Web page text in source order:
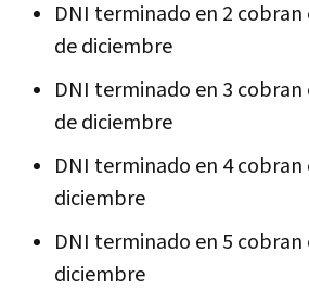
DNI terminado en 2 cobran
de diciembre
DNI terminado en 3 cobran
de diciembre
DNI terminado en 4 cobran
diciembre
DNI terminado en 5 cobran
diciembre